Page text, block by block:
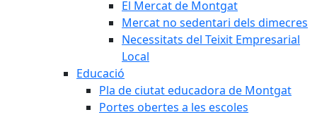
El Mercat de Montgat
Mercat no sedentari dels dimecres
Necessitats del Teixit Empresarial
Local
Educació
Pla de ciutat educadora de Montgat
Portes obertes a les escoles